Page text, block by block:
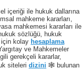
içeriği ile hukuk dallarına
mahkeme kararları,
mahkemesi kararları ile
sözlüğü, hukuk
kolay hesaplama
ve Mahkemeler
gerekçeli kararlar,
siteleri dizini 🕸 bulunan